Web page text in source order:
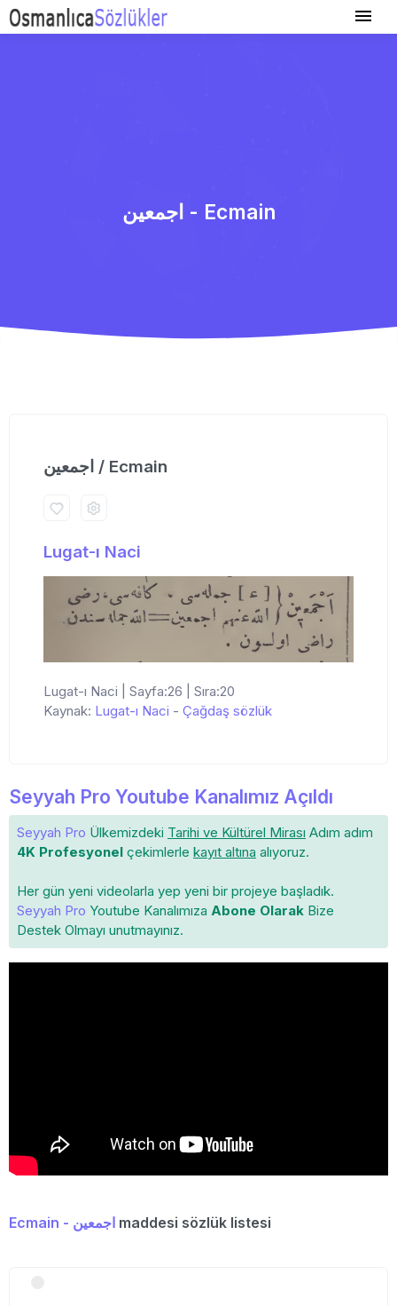
اجمعین - Ecmain
اجمعین / Ecmain
Lugat-ı Naci
Lugat-ı Naci | Sayfa:26 | Sıra:20
Kaynak: Lugat-ı Naci - Çağdaş sözlük
Seyyah Pro Youtube Kanalımız Açıldı
Seyyah Pro Ülkemizdeki Tarihi ve Kültürel Mirası Adım adım
4K Profesyonel çekimlerle kayıt altına alıyoruz.
Her gün yeni videolarla yep yeni bir projeye başladık.
Seyyah Pro Youtube Kanalımıza Abone Olarak Bize
Destek Olmayı unutmayınız.
Ecmain - اجمعین maddesi sözlük listesi